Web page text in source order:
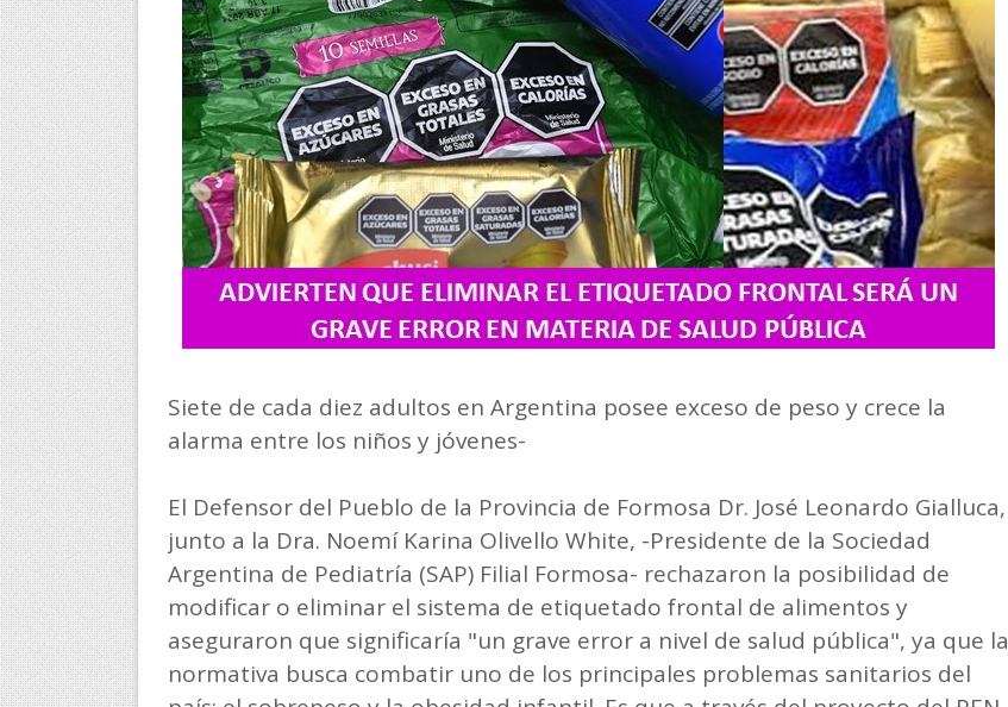
Siete de cada diez adultos en Argentina posee exceso de peso y crece la
alarma entre los niños y jóvenes-
El Defensor del Pueblo de la Provincia de Formosa Dr. José Leonardo Gialluca,
junto a la Dra. Noemí Karina Olivello White, -Presidente de la ⁠Sociedad
Argentina de Pediatría (SAP) Filial Formosa- rechazaron la posibilidad de
modificar o eliminar el sistema de etiquetado frontal de alimentos y
aseguraron que significaría "un grave error a nivel de salud pública", ya que la
normativa busca combatir uno de los principales problemas sanitarios del